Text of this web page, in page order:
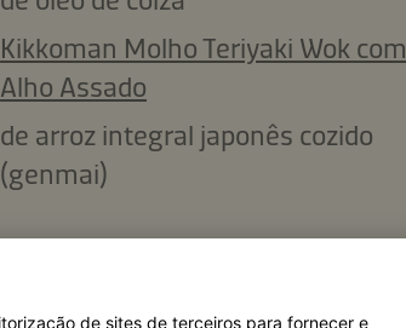
Kikkoman Molho Teriyaki Wok com
Alho Assado
de arroz integral japonês cozido
(genmai)
Copiar ingredientes